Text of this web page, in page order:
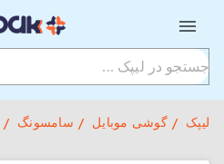
لیپک گوشی موبایل سامسونگ